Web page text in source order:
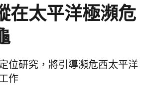
在太平洋極瀕危
位研究，將引導瀕危西太平洋
作